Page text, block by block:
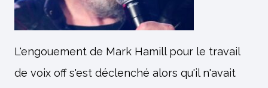
L'engouement de Mark Hamill pour le travail
de voix off s'est déclenché alors qu'il n'avait